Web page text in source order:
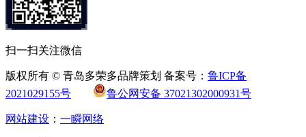
扫一扫关注微信
版权所有 © 青岛多荣多品牌策划 备案号： 鲁ICP备
2021029155号
鲁公网安备 37021302000931号
网站建设 ： 一瞬网络